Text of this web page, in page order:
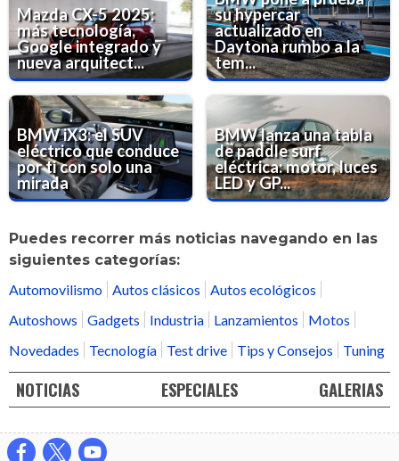
Mazda CX-5 2025:
más tecnología,
Google integrado y
nueva arquitect...
su hypercar
actualizado en
Daytona rumbo a la
tem...
BMW iX3: el SUV
eléctrico que conduce
por ti con solo una
mirada
BMW lanza una tabla
de paddle surf
eléctrica: motor, luces
LED y GP...
Puedes recorrer más noticias navegando en las
siguientes categorías:
Automovilismo Autos clásicos
Autos ecológicos
Autoshows
Gadgets Industria Lanzamientos
Motos
Novedades
Tecnología Test drive Tips y Consejos Tuning
NOTICIAS ESPECIALES GALERIAS